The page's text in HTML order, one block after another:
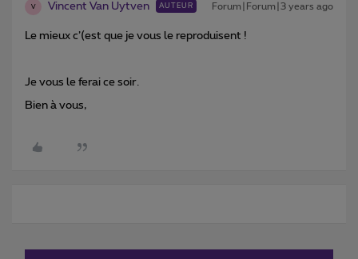
V Vincent Van Uytven AUTEUR Forum|Forum|3 years ago
Le mieux c’(est que je vous le reproduisent !
Je vous le ferai ce soir.
Bien à vous,